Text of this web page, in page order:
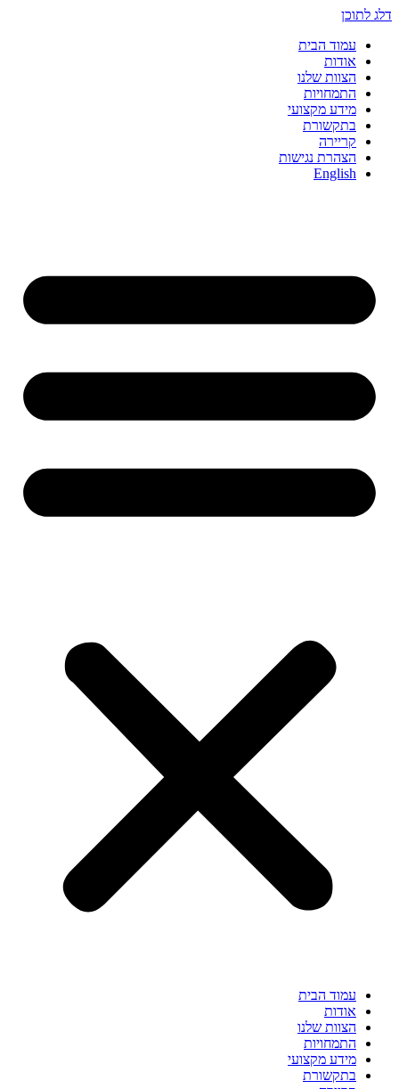
דלג לתוכן
עמוד הבית
אודות
הצוות שלנו
התמחויות
מידע מקצועי
בתקשורת
קריירה
הצהרת נגישות
English
עמוד הבית
אודות
הצוות שלנו
התמחויות
מידע מקצועי
בתקשורת